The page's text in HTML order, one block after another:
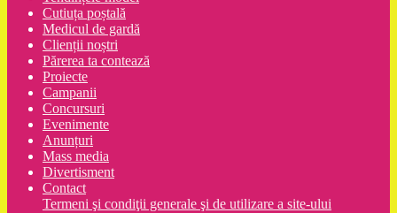
Cutiuța poștală
Medicul de gardă
Clienții noștri
Părerea ta contează
Proiecte
Campanii
Concursuri
Evenimente
Anunțuri
Mass media
Divertisment
Contact
Termeni şi condiţii generale şi de utilizare a site-ului